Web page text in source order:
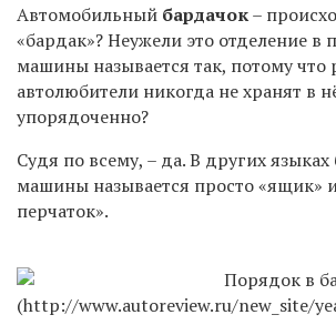
Автомобильный бардачок–
«бардак»? Неужели это отделение в
машины называется так, потому что
автолюбители никогда не хранят в
упорядоченно?
Судя по всему, – да. В других
машины называется просто «ящик»
перчаток».